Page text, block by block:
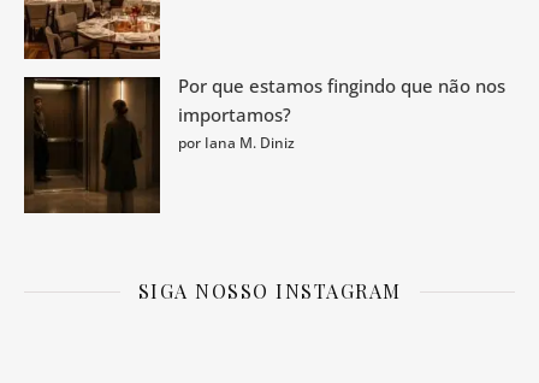
Por que estamos fingindo que não nos
importamos?
por Iana M. Diniz
SIGA NOSSO INSTAGRAM